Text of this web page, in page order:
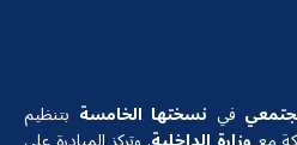
في نسختها الخامسة بتنظيم